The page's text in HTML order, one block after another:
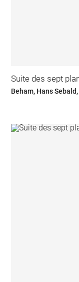
Suite des sept
Beham, Hans